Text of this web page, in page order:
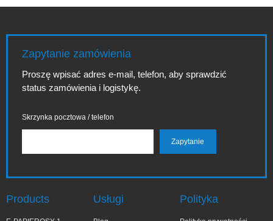
Zapytanie zamówienia
Proszę wpisać adres e-mail, telefon, aby sprawdzić
status zamówienia i logistykę.
Skrzynka pocztowa / telefon
Products Usługi Polityka